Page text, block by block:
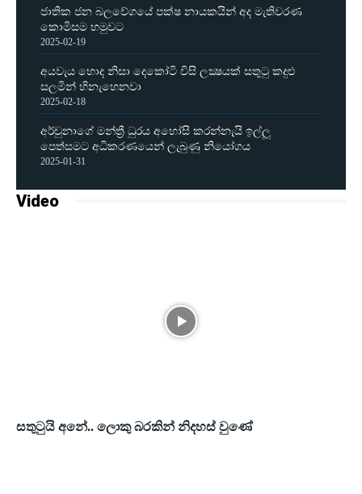
ජාතික ජන බලවේගයේ පක්ෂ නායකයින් අද මැතිවරණ
කොමිසම හමුවට
2025-02-19
අයවැය හොද නිසා දෙකෝටි විසි ලක්‍ෂයක් සතුටු කදුළු
සලමින් හිනැහෙනවා
2025-02-18
අර්චුනාගේ මන්ත්‍රී ධුරය අහෝසි කරන්නැයි ඉල්ලූ
පෙත්සමට අධිකරණයෙන් ලැබුණු නියෝගය
2025-01-31
Video
සතුටුයි අනේ.. ලොකු බරකින් නිදහස් වුණේ